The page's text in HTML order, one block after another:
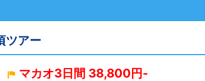
ツアー
マカオ3日間 38,800円-